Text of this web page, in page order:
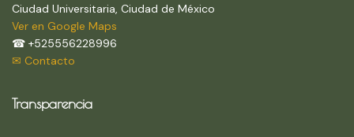
Ciudad Universitaria, Ciudad de México
Ver en Google Maps
☎ +525556228996
✉ Contacto
Transparencia